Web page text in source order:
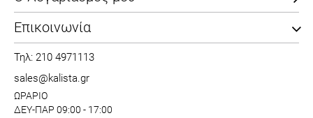
Επικοινωνία
Τηλ: 210 4971113
sales@kalista.gr
ΩΡΑΡΙΟ
ΔΕΥ-ΠΑΡ 09:00 - 17:00